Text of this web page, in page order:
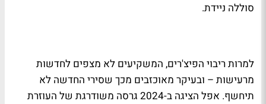
סוללה ניידת.
למרות ריבוי הפיצ'רים, המשקיעים לא מצפים לחדשות
מרעישות – ובעיקר מאוכזבים מכך שסירי החדשה לא
תיחשף. אפל הציגה ב-2024 גרסה משודרגת של העוזרת